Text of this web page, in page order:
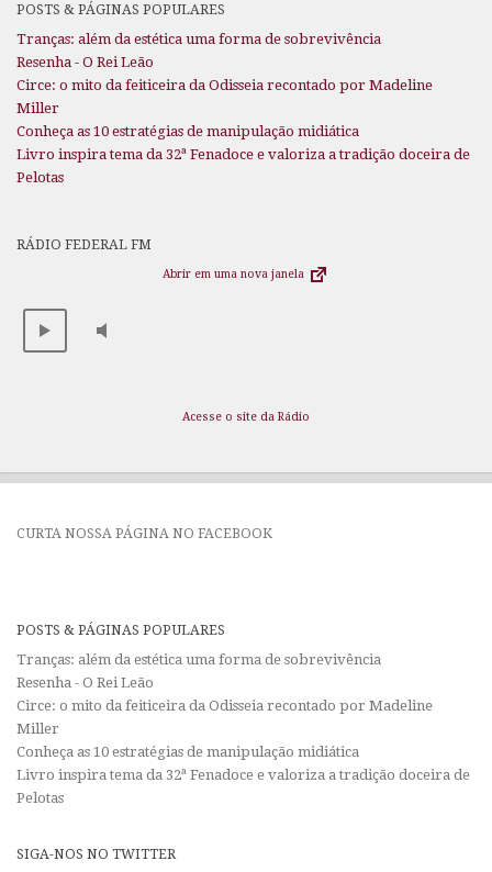
POSTS & PÁGINAS POPULARES
Tranças: além da estética uma forma de sobrevivência
Resenha - O Rei Leão
Circe: o mito da feiticeira da Odisseia recontado por Madeline
Miller
Conheça as 10 estratégias de manipulação midiática
Livro inspira tema da 32ª Fenadoce e valoriza a tradição doceira de
Pelotas
RÁDIO FEDERAL FM
Abrir em uma nova janela
Acesse o site da Rádio
CURTA NOSSA PÁGINA NO FACEBOOK
POSTS & PÁGINAS POPULARES
Tranças: além da estética uma forma de sobrevivência
Resenha - O Rei Leão
Circe: o mito da feiticeira da Odisseia recontado por Madeline
Miller
Conheça as 10 estratégias de manipulação midiática
Livro inspira tema da 32ª Fenadoce e valoriza a tradição doceira de
Pelotas
SIGA-NOS NO TWITTER